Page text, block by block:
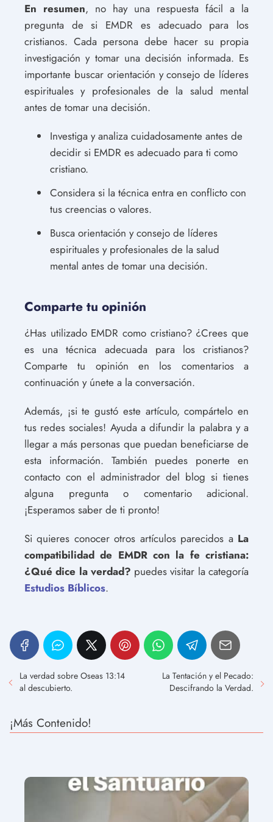
En resumen, no hay una respuesta fácil a la
pregunta de si EMDR es adecuado para los
cristianos. Cada persona debe hacer su propia
investigación y tomar una decisión informada. Es
importante buscar orientación y consejo de líderes
espirituales y profesionales de la salud mental
antes de tomar una decisión.
Investiga y analiza cuidadosamente antes de
decidir si EMDR es adecuado para ti como
cristiano.
Considera si la técnica entra en conflicto con
tus creencias o valores.
Busca orientación y consejo de líderes
espirituales y profesionales de la salud
mental antes de tomar una decisión.
Comparte tu opinión
¿Has utilizado EMDR como cristiano? ¿Crees que
es una técnica adecuada para los cristianos?
Comparte tu opinión en los comentarios a
continuación y únete a la conversación.
Además, ¡si te gustó este artículo, compártelo en
tus redes sociales! Ayuda a difundir la palabra y a
llegar a más personas que puedan beneficiarse de
esta información. También puedes ponerte en
contacto con el administrador del blog si tienes
alguna pregunta o comentario adicional.
¡Esperamos saber de ti pronto!
Si quieres conocer otros artículos parecidos a La
compatibilidad de EMDR con la fe cristiana:
¿Qué dice la verdad? puedes visitar la categoría
Estudios Bíblicos.
La verdad sobre Oseas 13:14
al descubierto.
La Tentación y el Pecado:
Descifrando la Verdad.
¡Más Contenido!